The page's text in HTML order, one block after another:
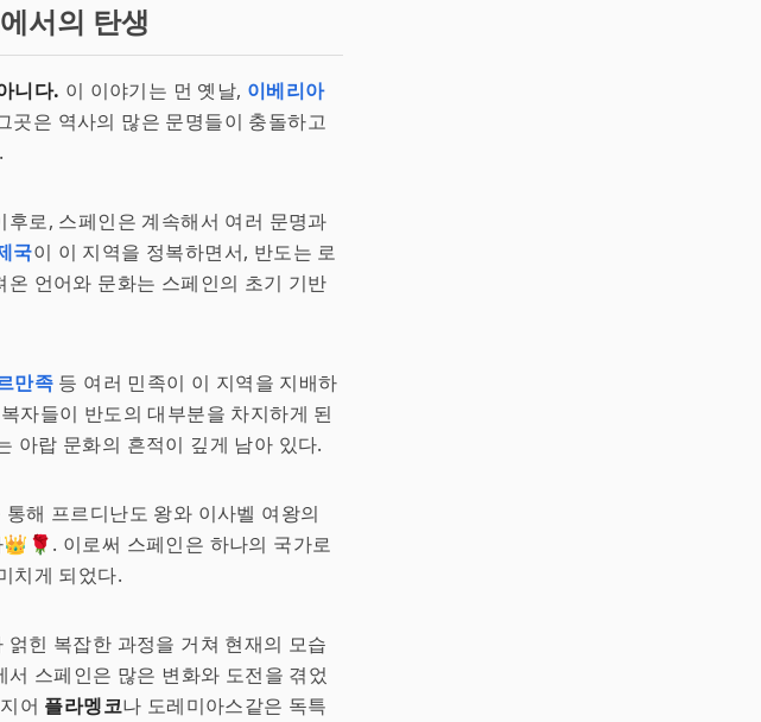
서의 탄생
니다. 이 이야기는 먼 옛날, 이베리아
은 역사의 많은 문명들이 충돌하고
로, 스페인은 계속해서 여러 문명과
국이 이 지역을 정복하면서, 반도는 로
언어와 문화는 스페인의 초기 기반
만족 등 여러 민족이 이 지역을 지배하
자들이 반도의 대부분을 차지하게 된
랍 문화의 흔적이 깊게 남아 있다.
해 프르디난도 왕와 이사벨 여왕의
이로써 스페인은 하나의 국가로
치게 되었다.
힌 복잡한 과정을 거쳐 현재의 모습
스페인은 많은 변화와 도전을 겪었
어 플라멩코나 도레미아스같은 독특